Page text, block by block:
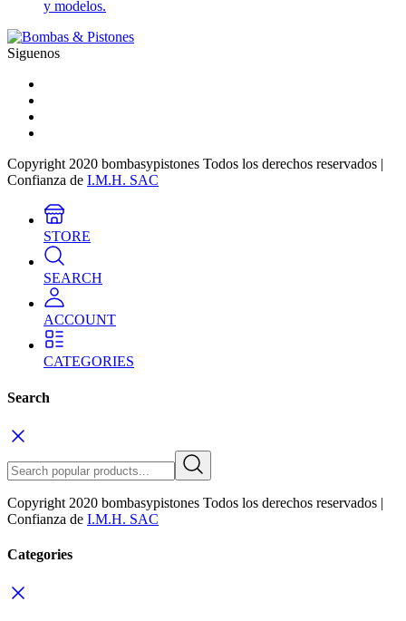
y modelos.
Siguenos
Copyright 2020 bombasypistones Todos los derechos reservados |
Confianza de I.M.H. SAC
STORE
SEARCH
ACCOUNT
CATEGORIES
Search
Copyright 2020 bombasypistones Todos los derechos reservados |
Confianza de I.M.H. SAC
Categories